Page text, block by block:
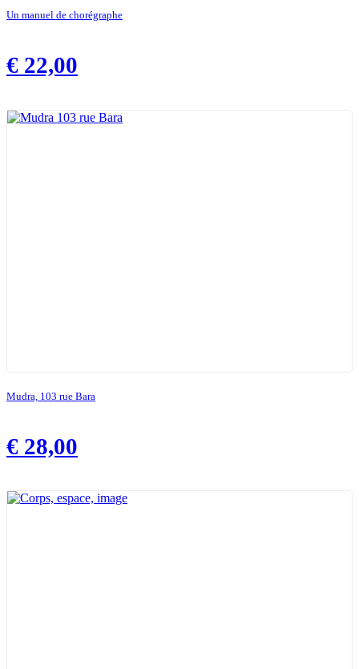
Un manuel de chorégraphe
€ 22,00
Mudra, 103 rue Bara
€ 28,00